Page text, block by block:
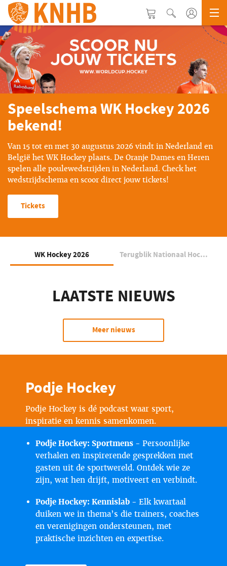
Speelschema WK Hockey 2026
bekend!
Van 15 tot en met 30 augustus 2026 vindt in Nederland en
België het WK Hockey plaats. De Oranje Dames en Heren
spelen alle poulewedstrijden in Nederland. Check het
wedstrijdschema en scoor direct jouw tickets!
Tickets
WK Hockey 2026 Terugblik Nationaal Hockeycongres 2026
LAATSTE NIEUWS
Meer nieuws
Podje Hockey
Podje Hockey is dé podcast waar sport,
inspiratie en kennis samenkomen.
Podje Hockey: Sportmens - Persoonlijke
verhalen en inspirerende gesprekken met
gasten uit de sportwereld. Ontdek wie ze
zijn, wat hen drijft, motiveert en verbindt.
Podje Hockey: Kennislab - Elk kwartaal
duiken we in thema’s die trainers, coaches
en verenigingen ondersteunen, met
praktische inzichten en expertise.